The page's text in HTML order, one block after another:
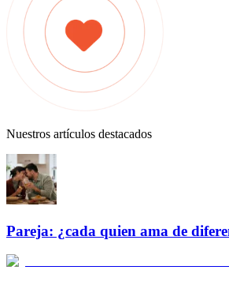
Nuestros artículos destacados
Pareja: ¿cada quien ama de